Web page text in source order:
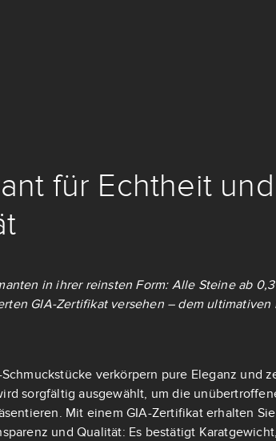
für Echtheit und
in ihrer reinsten Form: Alle Steine ab
GIA-Zertifikat versehen – dem ultimativen
verkörpern pure Eleganz und
sorgfältig ausgewählt, um die
Mit einem GIA-Zertifikat erhalten
und Qualität: Es bestätigt